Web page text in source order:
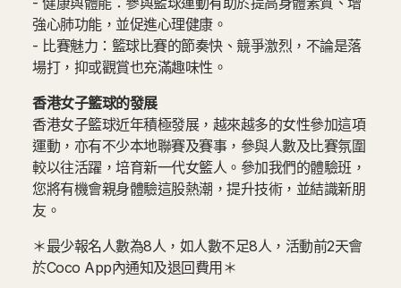
強心肺功能，並促進心理健康。
- 比賽魅力：籃球比賽的節奏快、競爭激烈，不論是落
場打，抑或觀賞也充滿趣味性。
香港女子籃球的發展
香港女子籃球近年積極發展，越來越多的女性參加這項
運動，亦有不少本地聯賽及賽事，參與人數及比賽氛圍
較以往活躍，培育新一代女籃人。參加我們的體驗班，
您將有機會親身體驗這股熱潮，提升技術，並結識新朋
友。
＊最少報名人數為8人，如人數不足8人，活動前2天會
於Coco App內通知及退回費用＊